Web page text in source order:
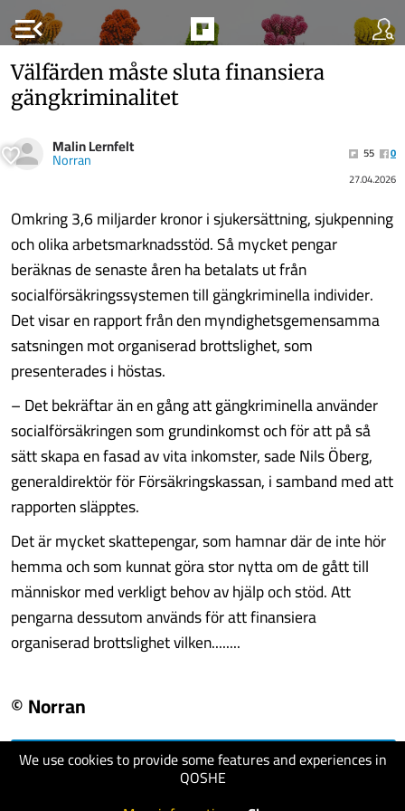
menu_open
We use cookies to provide some features and experiences in
QOSHE
Välfärden måste sluta finansiera
gängkriminalitet
Malin Lernfelt
Norran 55
0
27.04.2026
Omkring 3,6 miljarder kronor i sjukersättning, sjukpenning
och olika arbetsmarknadsstöd. Så mycket pengar
beräknas de senaste åren ha betalats ut från
socialförsäkringssystemen till gängkriminella individer.
Det visar en rapport från den myndighetsgemensamma
satsningen mot organiserad brottslighet, som
presenterades i höstas.
– Det bekräftar än en gång att gängkriminella använder
socialförsäkringen som grundinkomst och för att på så
sätt skapa en fasad av vita inkomster, sade Nils Öberg,
generaldirektör för Försäkringskassan, i samband med att
rapporten släpptes.
Det är mycket skattepengar, som hamnar där de inte hör
hemma och som kunnat göra stor nytta om de gått till
människor med verkligt behov av hjälp och stöd. Att
pengarna dessutom används för att finansiera
organiserad brottslighet vilken........
© Norran
visit website